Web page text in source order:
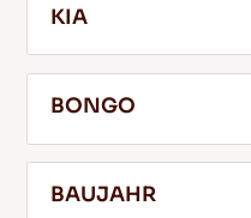
SERVICE & HILFE
KIA
BONGO
BAUJAHR